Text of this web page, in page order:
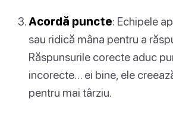
Acordă puncte: Echipele
sau ridică mâna pentru a
Răspunsurile corecte aduc
incorecte… ei bine, ele
pentru mai târziu.